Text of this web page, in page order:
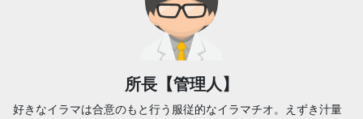
所長【管理人】
好きなイラマは合意のもと行う服従的なイラマチオ。えずき汁量